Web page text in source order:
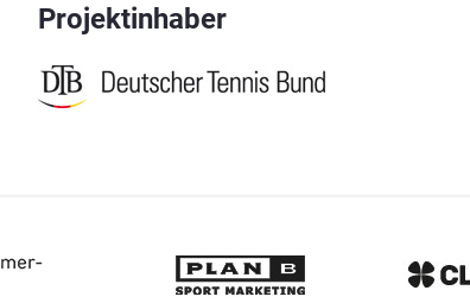
Projektinhaber